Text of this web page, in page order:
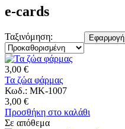
e-cards
Ταξινόμηση: Εφαρμογή
3,00 €
Τα ζώα φάρμας
Κωδ.: MK-1007
3,00 €
Προσθήκη στο καλάθι
Σε απόθεμα